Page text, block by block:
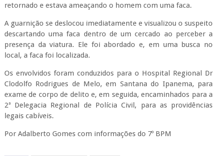
retornado e estava ameaçando o homem com uma faca.
A guarnição se deslocou imediatamente e visualizou o suspeito
descartando uma faca dentro de um cercado ao perceber a
presença da viatura. Ele foi abordado e, em uma busca no
local, a faca foi localizada.
Os envolvidos foram conduzidos para o Hospital Regional Dr
Clodolfo Rodrigues de Melo, em Santana do Ipanema, para
exame de corpo de delito e, em seguida, encaminhados para a
2ª Delegacia Regional de Polícia Civil, para as providências
legais cabíveis.
Por Adalberto Gomes com informações do 7º BPM